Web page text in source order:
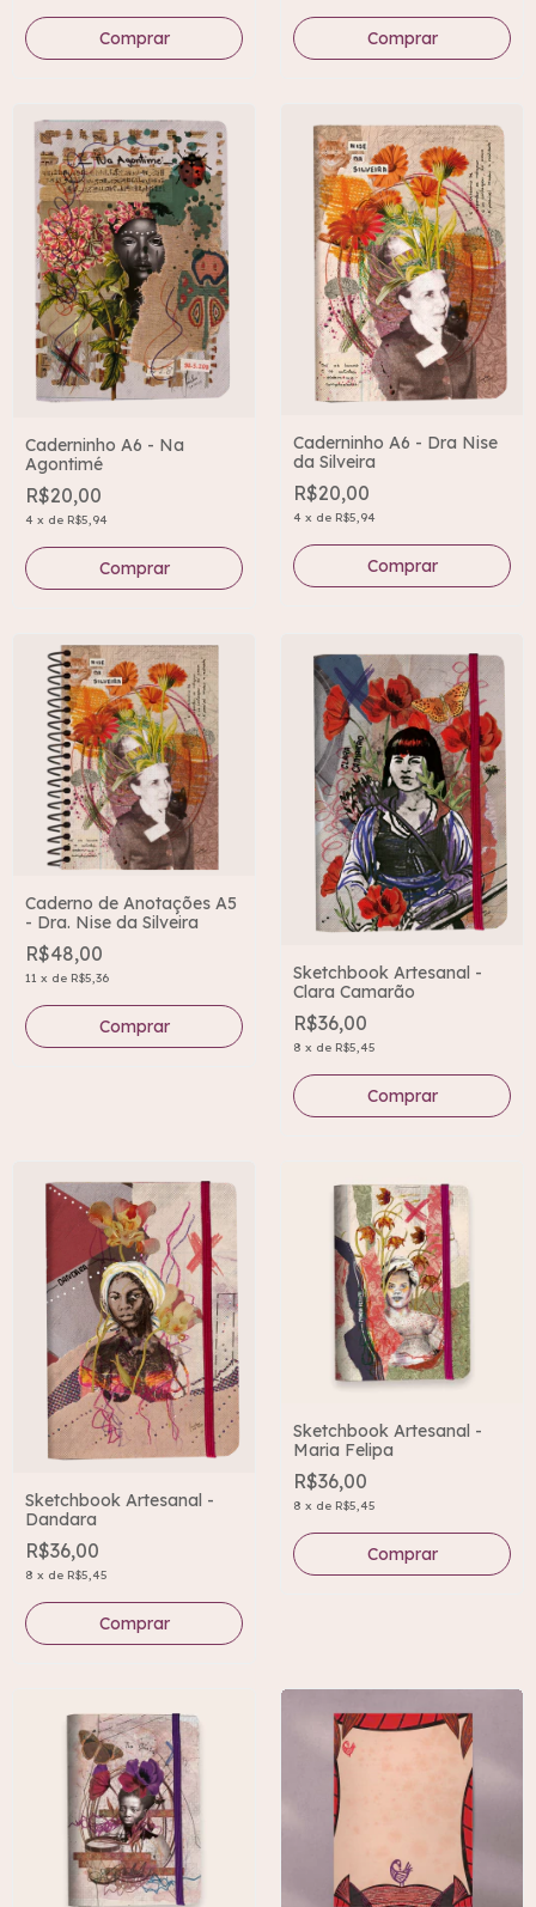
Caderninho A6 - Na
Agontimé
R$20,00
4 x de R$5,94
Caderninho A6 - Dra Nise
da Silveira
R$20,00
4 x de R$5,94
Caderno de Anotações A5
- Dra. Nise da Silveira
R$48,00
11 x de R$5,36
Sketchbook Artesanal -
Clara Camarão
R$36,00
8 x de R$5,45
Sketchbook Artesanal -
Dandara
R$36,00
8 x de R$5,45
Sketchbook Artesanal -
Maria Felipa
R$36,00
8 x de R$5,45